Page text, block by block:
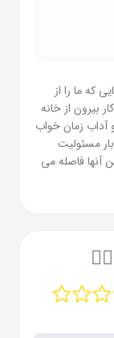
که ما را از
بیرون از خانه
آداب زمان خواب
مسئولیت
آنها فاصله می